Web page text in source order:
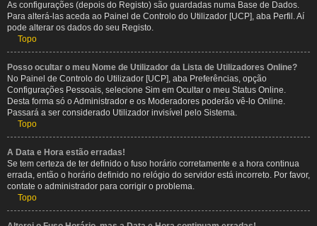
As configurações (depois do Registo) são guardadas numa Base de Dados.
Para alterá-las aceda ao Painel de Controlo do Utilizador [UCP], aba Perfil. Aí
pode alterar os dados do seu Registo.
Topo
Posso ocultar o meu Nome de Utilizador da Lista de Utilizadores Online?
No Painel de Controlo do Utilizador [UCP], aba Preferências, opção
Configurações Pessoais, selecione Sim em Ocultar o meu Status Online.
Desta forma só o Administrador e os Moderadores poderão vê-lo Online.
Passará a ser considerado Utilizador invisível pelo Sistema.
Topo
A Data e Hora estão erradas!
Se tem certeza de ter definido o fuso horário corretamente e a hora continua
errada, então o horário definido no relógio do servidor está incorreto. Por favor,
contate o administrador para corrigir o problema.
Topo